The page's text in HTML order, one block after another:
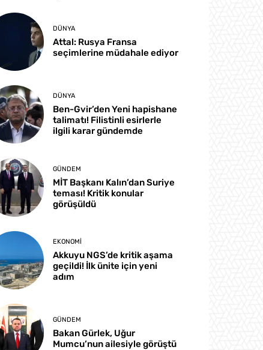
DÜNYA
Attal: Rusya Fransa
seçimlerine müdahale ediyor
DÜNYA
Ben-Gvir’den Yeni hapishane
talimatı! Filistinli esirlerle
ilgili karar gündemde
GÜNDEM
MİT Başkanı Kalın’dan Suriye
teması! Kritik konular
görüşüldü
EKONOMI
Akkuyu NGS’de kritik aşama
geçildi! İlk ünite için yeni
adım
GÜNDEM
Bakan Gürlek, Uğur
Mumcu’nun ailesiyle görüştü